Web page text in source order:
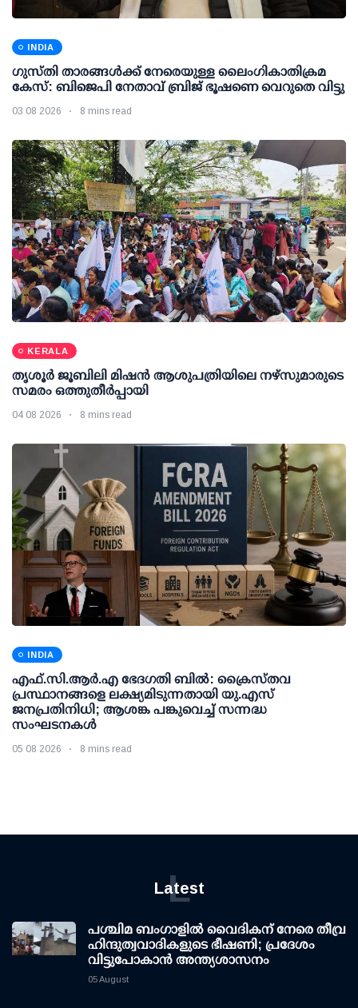
INDIA
ഗുസ്തി താരങ്ങള്‍ക്ക് നേരെയുള്ള ലൈംഗികാതിക്രമ
കേസ്: ബിജെപി നേതാവ് ബ്രിജ് ഭൂഷണെ വെറുതെ വിട്ടു
03 08 2026 8 mins read
KERALA
തൃശൂര്‍ ജൂബിലി മിഷന്‍ ആശുപത്രിയിലെ നഴ്സുമാരുടെ
സമരം ഒത്തുതീര്‍പ്പായി
04 08 2026 8 mins read
INDIA
എഫ്.സി.ആര്‍.എ ഭേദഗതി ബില്‍: ക്രൈസ്തവ
പ്രസ്ഥാനങ്ങളെ ലക്ഷ്യമിടുന്നതായി യു.എസ്
ജനപ്രതിനിധി; ആശങ്ക പങ്കുവെച്ച് സന്നദ്ധ
സംഘടനകള്‍
05 08 2026 8 mins read
Latest
L
പശ്ചിമ ബംഗാളിൽ വൈദികന് നേരെ തീവ്ര
ഹിന്ദുത്വവാദികളുടെ ഭീഷണി; പ്രദേശം
വിട്ടുപോകാൻ അന്ത്യശാസനം
05 August